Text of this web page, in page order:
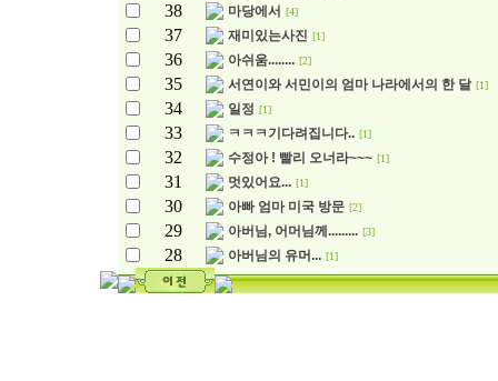
38 마당에서 [4]
37 재미있는사진 [1]
36 아쉬움........ [2]
35 서연이와 서민이의 엄마 나라에서의 한 달 [1]
34 일정 [1]
33 ㅋㅋㅋ기다려집니다.. [1]
32 수정아 ! 빨리 오너라~~~ [1]
31 멋있어요... [1]
30 아빠 엄마 미국 방문 [2]
29 아버님, 어머님께......... [3]
28 아버님의 유머... [1]